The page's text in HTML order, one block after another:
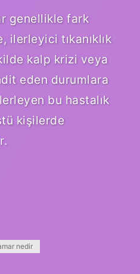
genellikle fark
ilerleyici tıkanıklık
kalp krizi veya
eden durumlara
bu hastalık
kişilerde
nedir